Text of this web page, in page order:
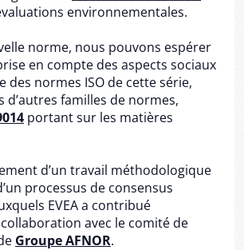
environnementales.
norme, nous pouvons espérer
en compte des aspects sociaux
des normes ISO de cette série,
d’autres familles de normes,
portant sur les matières
d’un travail méthodologique
processus de consensus
EVEA a contribué
avec le comité de
Groupe AFNOR.